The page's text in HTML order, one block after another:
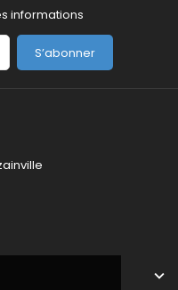
informations
S’abonner